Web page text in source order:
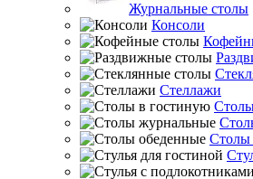
Журнальные столы
Консоли
Стеллажи
Столы